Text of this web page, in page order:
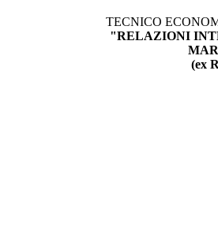
TECNICO
"RELAZIONI
(ex